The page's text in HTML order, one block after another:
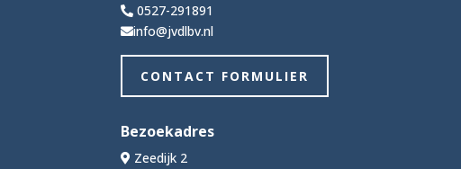
0527-291891
info@jvdlbv.nl
CONTACT FORMULIER
Bezoekadres
Zeedijk 2